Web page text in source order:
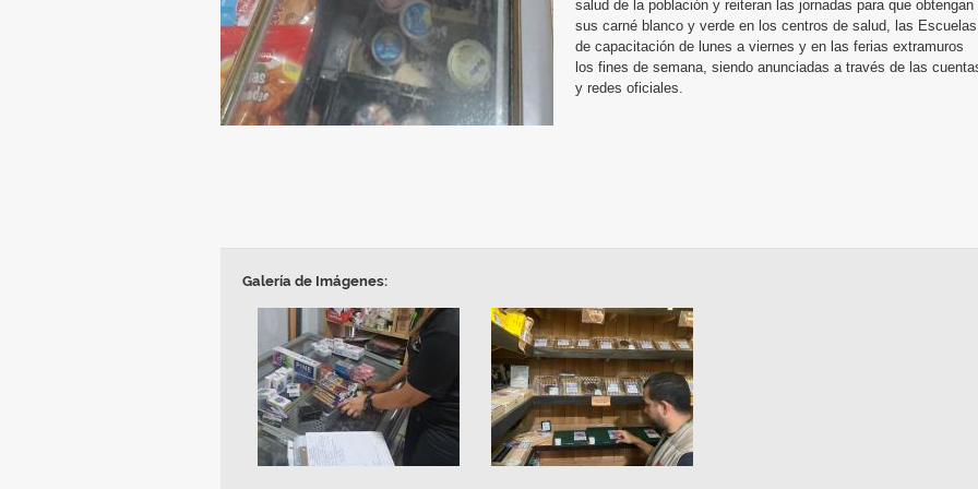
salud de la población y reiteran las jornadas para que obtengan
sus carné blanco y verde en los centros de salud, las Escuelas
de capacitación de lunes a viernes y en las ferias extramuros
los fines de semana, siendo anunciadas a través de las
y redes oficiales.
Galería de Imágenes: